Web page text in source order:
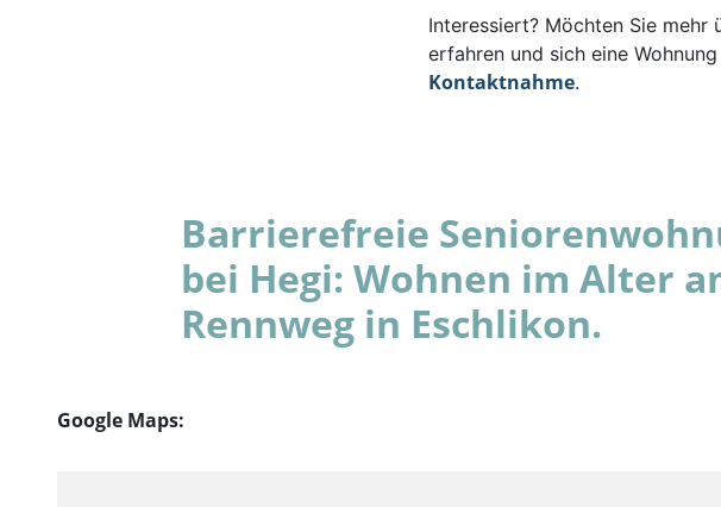
Interessiert? Möchten Sie mehr
erfahren und sich eine
Kontaktnahme.
Barrierefreie
bei Hegi: Wohnen im Alter
Rennweg in Eschlikon.
Google Maps: